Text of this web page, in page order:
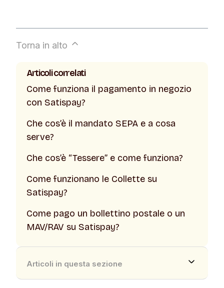
>Pagamenti Automatici.
Qui troverai la lista dei servizi per i quali
cliccandoli puoi revocare l’autorizzazione.
Torna in alto
Articoli correlati
Come funziona il pagamento in negozio
con Satispay?
Che cos’è il mandato SEPA e a cosa
serve?
Che cos’è “Tessere” e come funziona?
Come funzionano le Collette su
Satispay?
Come pago un bollettino postale o un
MAV/RAV su Satispay?
Articoli in questa sezione